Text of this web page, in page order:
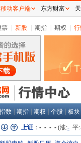
票 新股 期指 期权
指数 期指 期权 个股 板块
上证 ： - - - - (涨:- 平:
移动客户端 东方财富